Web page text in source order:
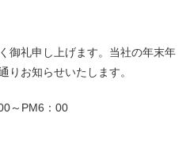
御礼申し上げます。当社の年末年
りお知らせいたします。
～PM6：00